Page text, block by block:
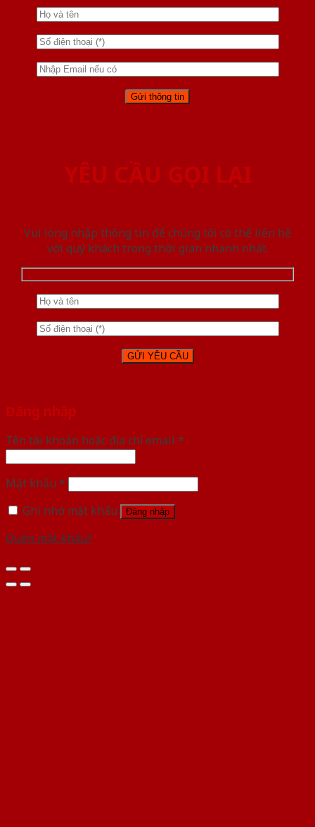
YÊU CẦU GỌI LẠI
Vui lòng nhập thông tin để chúng tôi có thể liên hệ
với quý khách trong thời gian nhanh nhất.
Đăng nhập
Tên tài khoản hoặc địa chỉ email *
Mật khẩu *
Ghi nhớ mật khẩu
Đăng nhập
Quên mật khẩu?